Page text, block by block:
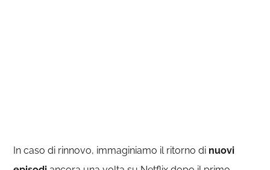
In caso di rinnovo, immaginiamo il ritorno di nuovi